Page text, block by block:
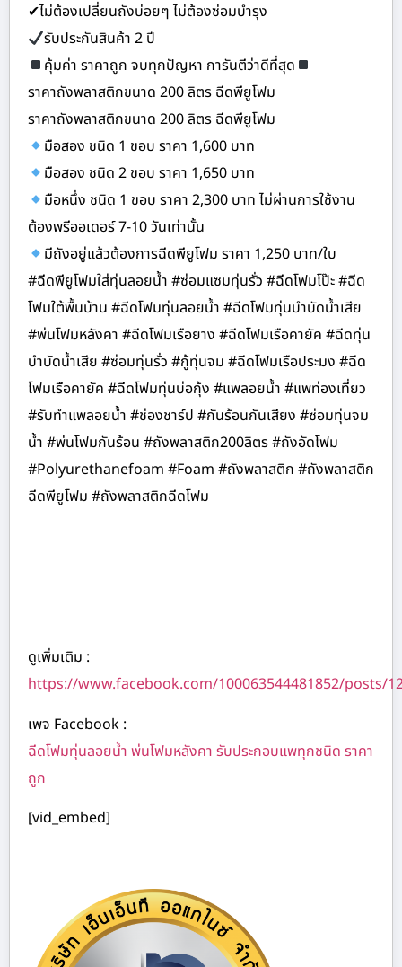
✔ไม่ต้องเปลี่ยนถังบ่อยๆ ไม่ต้องซ่อมบำรุง
รับประกันสินค้า 2 ปี
คุ้มค่า ราคาถูก จบทุกปัญหา การันตีว่าดีที่สุด
ราคาถังพลาสติกขนาด 200 ลิตร ฉีดพียูโฟม
ราคาถังพลาสติกขนาด 200 ลิตร ฉีดพียูโฟม
มือสอง ชนิด 1 ขอบ ราคา 1,600 บาท
มือสอง ชนิด 2 ขอบ ราคา 1,650 บาท
มือหนึ่ง ชนิด 1 ขอบ ราคา 2,300 บาท ไม่ผ่านการใช้งาน
ต้องพรีออเดอร์ 7-10 วันเท่านั้น
มีถังอยู่แล้วต้องการฉีดพียูโฟม ราคา 1,250 บาท/ใบ
#ฉีดพียูโฟมใส่ทุ่นลอยน้ำ #ซ่อมแซมทุ่นรั่ว #ฉีดโฟมโป๊ะ #ฉีด
โฟมใต้พื้นบ้าน #ฉีดโฟมทุ่นลอยน้ำ #ฉีดโฟมทุ่นบำบัดน้ำเสีย
#พ่นโฟมหลังคา #ฉีดโฟมเรือยาง #ฉีดโฟมเรือคายัค #ฉีดทุ่น
บำบัดน้ำเสีย #ซ่อมทุ่นรั่ว #กู้ทุ่นจม #ฉีดโฟมเรือประมง #ฉีด
โฟมเรือคายัค #ฉีดโฟมทุ่นบ่อกุ้ง #แพลอยน้ำ #แพท่องเที่ยว
#รับทำแพลอยน้ำ #ช่องชาร์ป #กันร้อนกันเสียง #ซ่อมทุ่นจม
น้ำ #พ่นโฟมกันร้อน #ถังพลาสติก200ลิตร #ถังอัดโฟม
#Polyurethanefoam #Foam #ถังพลาสติก #ถังพลาสติก
ฉีดพียูโฟม #ถังพลาสติกฉีดโฟม
ดูเพิ่มเติม :
https://www.facebook.com/100063544481852/posts/
เพจ Facebook :
ฉีดโฟมทุ่นลอยน้ำ พ่นโฟมหลังคา รับประกอบแพทุกชนิด ราคา
ถูก
[vid_embed]